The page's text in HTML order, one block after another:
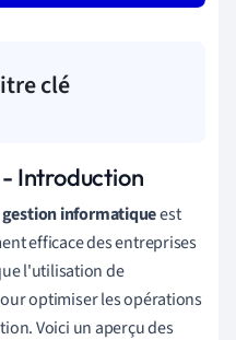
clé
Introduction
gestion informatiqueest
efficace des entreprises
l'utilisation de
optimiser les opérations
Voici un aperçu des